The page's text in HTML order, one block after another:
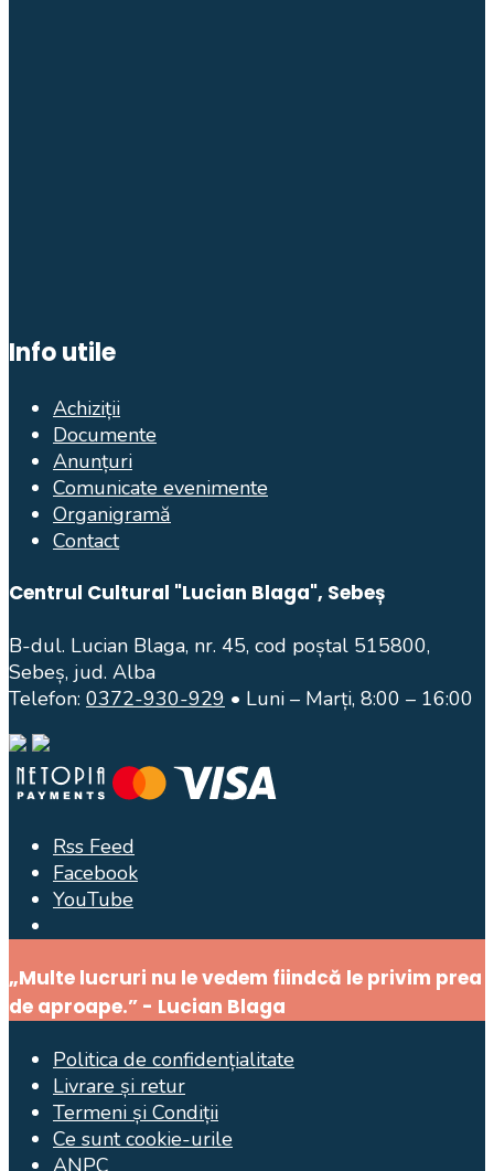
Info utile
Achiziții
Documente
Anunțuri
Comunicate evenimente
Organigramă
Contact
Centrul Cultural "Lucian Blaga", Sebeș
B-dul. Lucian Blaga, nr. 45, cod poștal 515800,
Sebeș, jud. Alba
Telefon: 0372-930-929 • Luni – Marți, 8:00 – 16:00
Rss Feed
Facebook
YouTube
Window
„Multe lucruri nu le vedem fiindcă le privim prea
de aproape.” - Lucian Blaga
Politica de confidențialitate
Livrare și retur
Termeni și Condiții
Ce sunt cookie-urile
ANPC